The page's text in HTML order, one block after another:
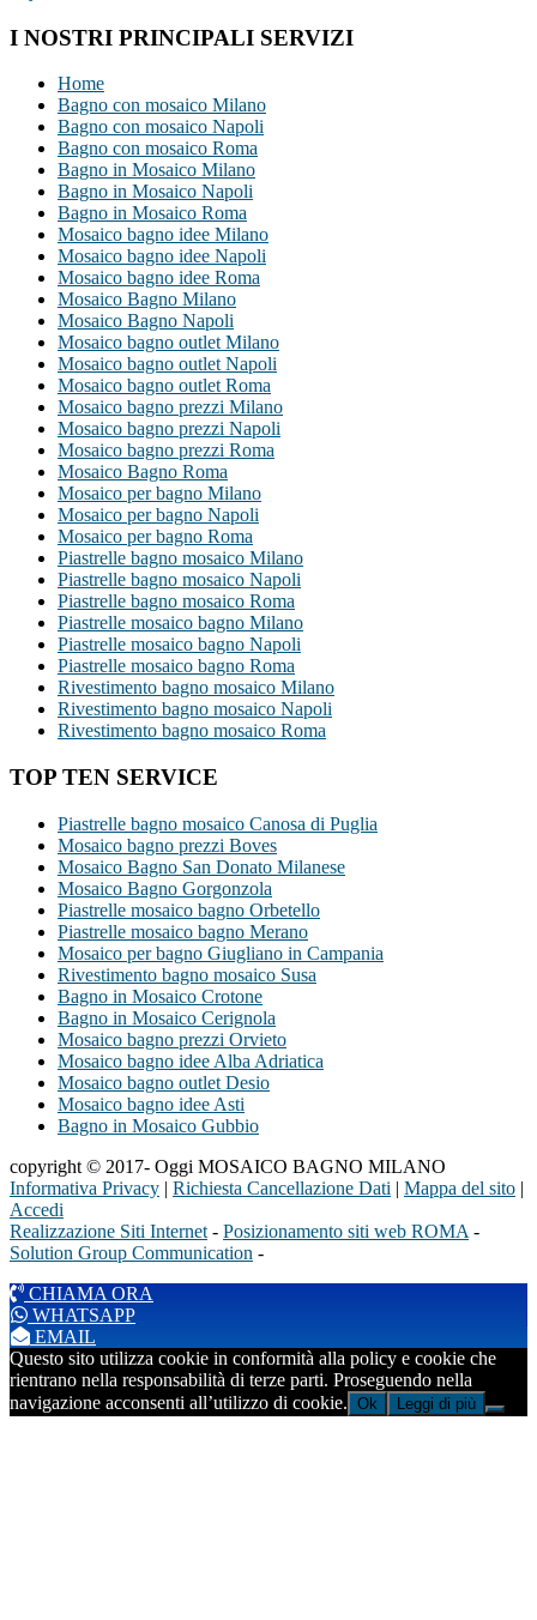
I NOSTRI PRINCIPALI SERVIZI
Home
Bagno con mosaico Milano
Bagno con mosaico Napoli
Bagno con mosaico Roma
Bagno in Mosaico Milano
Bagno in Mosaico Napoli
Bagno in Mosaico Roma
Mosaico bagno idee Milano
Mosaico bagno idee Napoli
Mosaico bagno idee Roma
Mosaico Bagno Milano
Mosaico Bagno Napoli
Mosaico bagno outlet Milano
Mosaico bagno outlet Napoli
Mosaico bagno outlet Roma
Mosaico bagno prezzi Milano
Mosaico bagno prezzi Napoli
Mosaico bagno prezzi Roma
Mosaico Bagno Roma
Mosaico per bagno Milano
Mosaico per bagno Napoli
Mosaico per bagno Roma
Piastrelle bagno mosaico Milano
Piastrelle bagno mosaico Napoli
Piastrelle bagno mosaico Roma
Piastrelle mosaico bagno Milano
Piastrelle mosaico bagno Napoli
Piastrelle mosaico bagno Roma
Rivestimento bagno mosaico Milano
Rivestimento bagno mosaico Napoli
Rivestimento bagno mosaico Roma
TOP TEN SERVICE
Piastrelle bagno mosaico Canosa di Puglia
Mosaico bagno prezzi Boves
Mosaico Bagno San Donato Milanese
Mosaico Bagno Gorgonzola
Piastrelle mosaico bagno Orbetello
Piastrelle mosaico bagno Merano
Mosaico per bagno Giugliano in Campania
Rivestimento bagno mosaico Susa
Bagno in Mosaico Crotone
Bagno in Mosaico Cerignola
Mosaico bagno prezzi Orvieto
Mosaico bagno idee Alba Adriatica
Mosaico bagno outlet Desio
Mosaico bagno idee Asti
Bagno in Mosaico Gubbio
copyright © 2017- Oggi MOSAICO BAGNO MILANO
Informativa Privacy | Richiesta Cancellazione Dati | Mappa del sito |
Accedi
Realizzazione Siti Internet - Posizionamento siti web ROMA -
Solution Group Communication -
CHIAMA ORA
WHATSAPP
EMAIL
Questo sito utilizza cookie in conformità alla policy e cookie che
rientrano nella responsabilità di terze parti. Proseguendo nella
navigazione acconsenti all’utilizzo di cookie. Ok Leggi di più